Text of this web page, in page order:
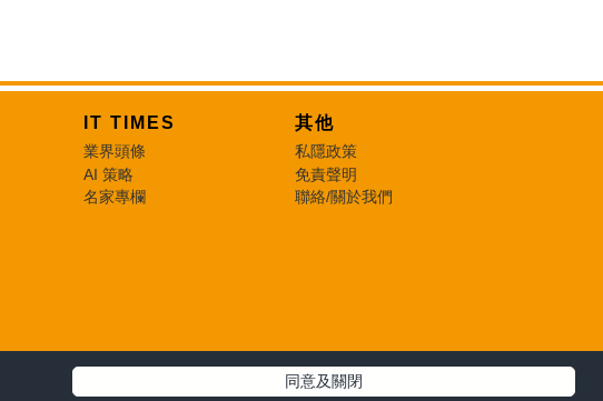
同意及關閉
IT TIMES
業界頭條
AI 策略
名家專欄
其他
私隱政策
免責聲明
聯絡/關於我們